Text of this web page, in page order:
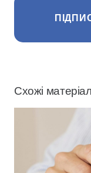
Схожі